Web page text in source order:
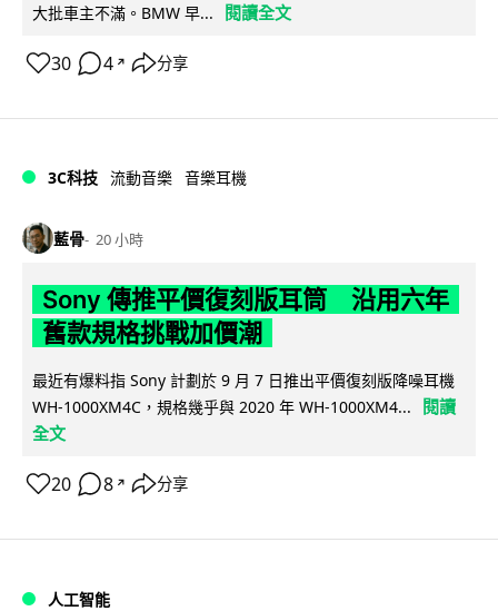
大批車主不滿。BMW 早...
閱讀全文
30 4 ↗ 分享
3C科技 流動音樂 音樂耳機
藍骨 20 小時
Sony 傳推平價復刻版耳筒 沿用六年
舊款規格挑戰加價潮
最近有爆料指 Sony 計劃於 9 月 7 日推出平價復刻版降噪耳機
WH-1000XM4C，規格幾乎與 2020 年 WH-1000XM4...
閱讀
全文
20 8 ↗ 分享
人工智能